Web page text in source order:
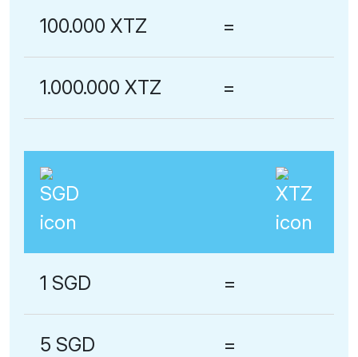
100.000 XTZ =
1.000.000 XTZ =
1 SGD =
5 SGD =